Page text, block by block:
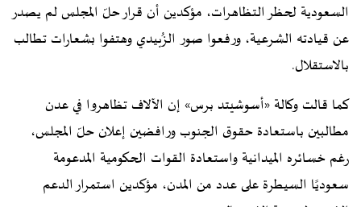
السعودية لحظر التظاهرات، مؤكدين أن قرار حلّ المجلس لم يصدر
عن قيادته الشرعية، ورفعوا صور الزُبيدي وهتفوا بشعارات تطالب
بالاستقلال.
كما قالت وكالة «أسوشيتد برس» إن الآلاف تظاهروا في عدن
مطالبين باستعادة حقوق الجنوب ورافضين إعلان حلّ المجلس،
رغم خسائره الميدانية واستعادة القوات الحكومية المدعومة
سعوديًا السيطرة على عدد من المدن، مؤكدين استمرار الدعم